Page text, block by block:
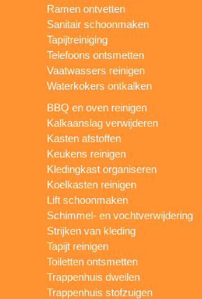
Ramen ontvetten
Sanitair schoonmaken
Tapijtreiniging
Telefoons ontsmetten
Vaatwassers reinigen
Waterkokers ontkalken
BBQ en oven reinigen
Kalkaanslag verwijderen
Kasten afstoffen
Keukens reinigen
Kledingkast organiseren
Koelkasten reinigen
Lift schoonmaken
Schimmel- en vochtverwijdering
Strijken van kleding
Tapijt reinigen
Toiletten ontsmetten
Trappenhuis dweilen
Trappenhuis stofzuigen